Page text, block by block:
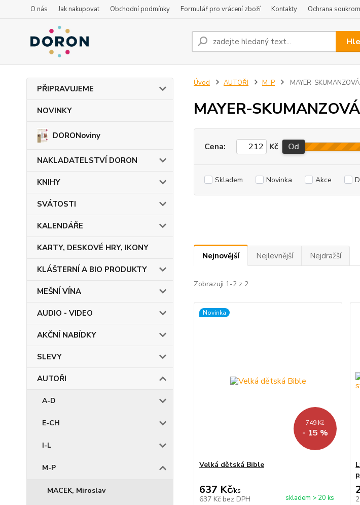
O nás Jak nakupovat Obchodní podmínky Formulář pro vrácení zboží Kontakty Ochrana
PŘIPRAVUJEME
NOVINKY
DORONoviny
NAKLADATELSTVÍ DORON
KNIHY
SVÁTOSTI
KALENDÁŘE
KARTY, DESKOVÉ HRY, IKONY
KLÁŠTERNÍ A BIO PRODUKTY
MEŠNÍ VÍNA
AUDIO - VIDEO
AKČNÍ NABÍDKY
SLEVY
AUTOŘI
A-D
E-CH
I-L
M-P
MACEK, Miroslav
Úvod AUTOŘI M-P MAYER-
MAYER-
Cena: Kč Od
Skladem Novinka Akce
Nejnovější Nejlevnější Nejdražší
Zobrazuji 1-2 z 2
Novinka
749 Kč
- 15 %
Velká dětská Bible
637 Kč/ks
637 Kč bez DPH skladem > 20 ks